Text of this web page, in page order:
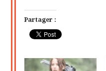
Partager :